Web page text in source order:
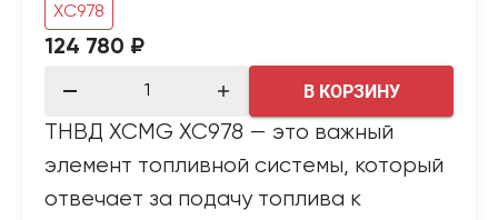
XC978
124 780 ₽
В КОРЗИНУ
ТНВД XCMG XC978 — это важный
элемент топливной системы, который
отвечает за подачу топлива к